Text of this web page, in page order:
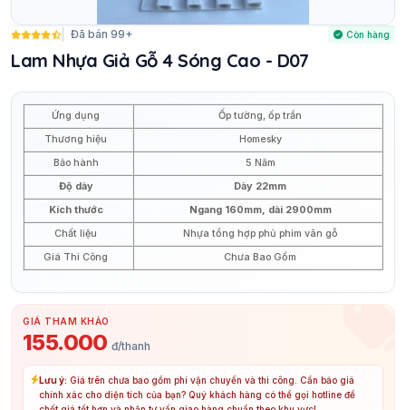
Đã bán 99+ Còn hàng
Lam Nhựa Giả Gỗ 4 Sóng Cao - D07
Ứng dụng
Ốp tường, ốp trần
Thương hiệu
Homesky
Bảo hành
5 Năm
Độ dày
Dày 22mm
Kích thước
Ngang 160mm, dài 2900mm
Chất liệu
Nhựa tổng hợp phủ phim vân gỗ
Giá Thi Công
Chưa Bao Gồm
GIÁ THAM KHẢO
155.000 đ/thanh
Lưu ý: Giá trên chưa bao gồm phí vận chuyển và thi công. Cần báo giá
chính xác cho diện tích của bạn? Quý khách hàng có thể gọi hotline để